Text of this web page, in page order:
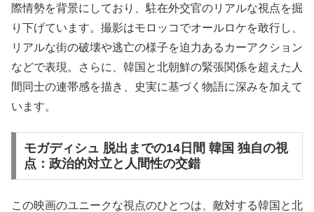
際情勢を背景にしており、駐在外交官のリアルな視点を掘
り下げています。撮影はモロッコでオールロケを敢行し、
リアルな街の破壊や逃亡の様子を迫力あるカーアクション
などで表現。さらに、韓国と北朝鮮の緊張関係を超えた人
間同士の連帯感を描き、史実に基づく物語に深みを加えて
います。
モガディシュ 脱出までの14日間 韓国 独自の視
点：政治的対立と人間性の交錯
この映画のユニークな視点のひとつは、敵対する韓国と北